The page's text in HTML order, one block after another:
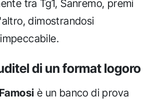
tra Tg1, Sanremo, premi
dimostrandosi
di un format logoro
è un banco di prova